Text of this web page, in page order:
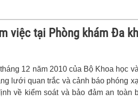
việc tại Phòng khám Đa
12 năm 2010 của Bộ Khoa học
lưới quan trắc và cảnh báo phóng
về kiểm soát và bảo đảm an toàn